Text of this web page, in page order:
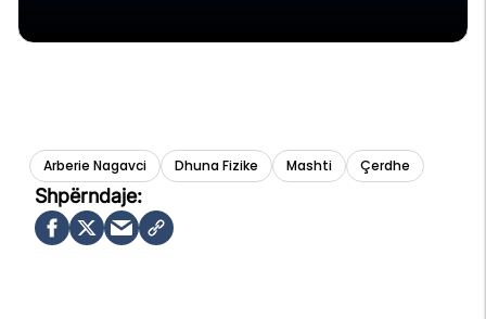
Arberie Nagavci Dhuna Fizike Mashti Çerdhe